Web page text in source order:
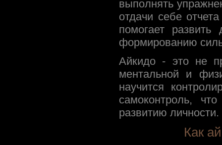
выполнять
отдачи себе
помогает развить
формированию
Айкидо - это не
ментальной и
научится
самоконтроль,
развитию личности.
Как